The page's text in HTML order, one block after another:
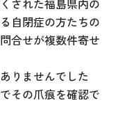
された福島県内の
自閉症の方たちの
合せが複数件寄せ
りませんでした
その爪痕を確認で